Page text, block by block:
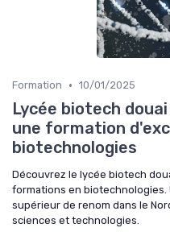
Formation • 10/01/2025
Lycée biotech
une formation
biotechnologies
Découvrez le lycée biotech
formations en
supérieur de renom dans le
sciences et technologies.